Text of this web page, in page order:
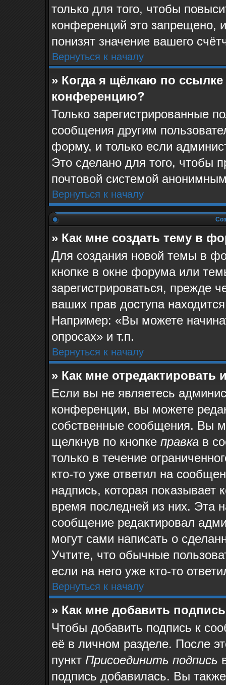
только для того, чтобы
конференций это запрещено,
понизят значение вашего
Вернуться к началу
» Когда я щёлкаю по
конференцию?
Только зарегистрированные
сообщения другим
форму, и только если
Это сделано для того, чтобы
почтовой системой
Вернуться к началу
» Как мне создать тему в
Для создания новой темы в
кнопке в окне форума или
зарегистрироваться, прежде
ваших прав доступа
Например: «Вы можете
опросах» и т.п.
Вернуться к началу
» Как мне отредактировать
Если вы не являетесь
конференции, вы можете
собственные сообщения. Вы
щелкнув по кнопке правка в
только в течение
кто-то уже ответил на
надпись, которая показывает
время последней из них. Эта
сообщение редактировал
могут сами написать о
Учтите, что обычные
если на него уже кто-то
Вернуться к началу
» Как мне добавить
Чтобы добавить подпись к
её в личном разделе. После
пункт Присоединить подпись
подпись добавилась. Вы